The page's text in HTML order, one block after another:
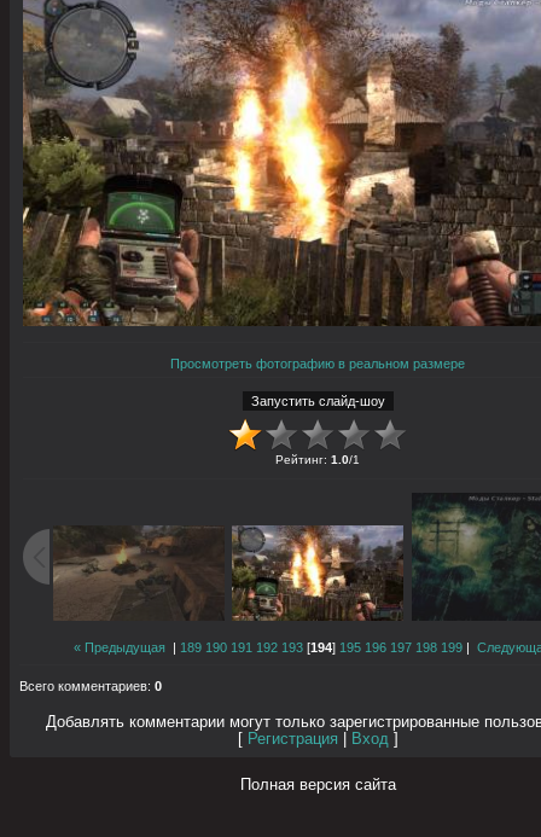
Просмотреть фотографию в реальном размере
Рейтинг: 1.0/1
« Предыдущая | 189 190 191 192 193 [194] 195 196 197 198 199 |
Всего комментариев: 0
Добавлять комментарии могут только зарегистрированные
Регистрация Вход
Полная версия сайта